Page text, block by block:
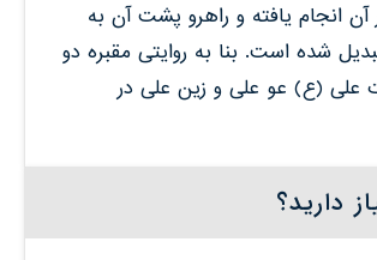
انجام یافته و راهرو پشت آن به
شده است. بنا به روایتی مقبره دو
علی (ع) عو علی و زین علی در